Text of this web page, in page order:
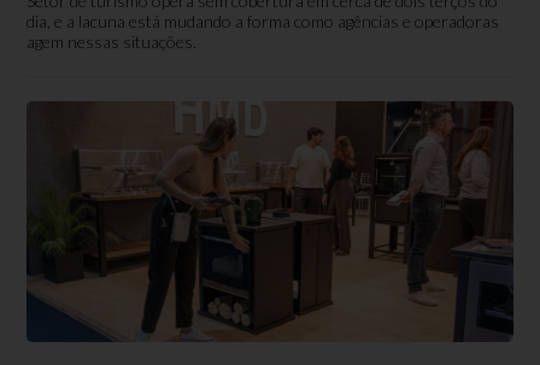
dia, e a lacuna está mudando a forma como agências e operadoras
agem nessas situações.